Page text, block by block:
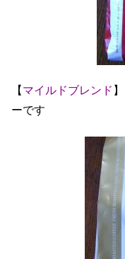
【 マイルドブレンド
ーです ２００